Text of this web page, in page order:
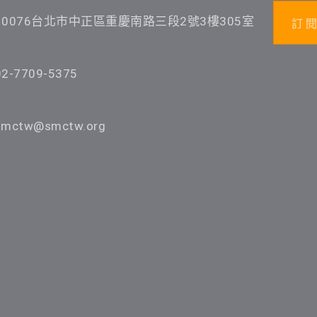
台北市中正區重慶南路三段2號3樓305室
7709-5375
訂